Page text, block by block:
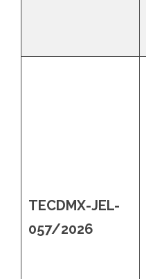
TECDMX-JEL-
057/2026